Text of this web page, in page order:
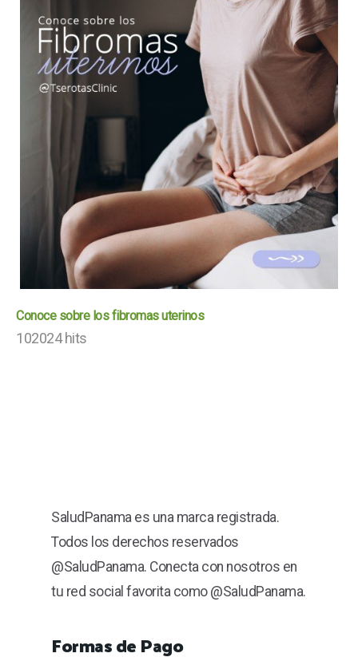
Conoce sobre los fibromas uterinos
102024 hits
SaludPanama es una marca registrada.
Todos los derechos reservados
@SaludPanama. Conecta con nosotros en
tu red social favorita como @SaludPanama.
Formas de Pago